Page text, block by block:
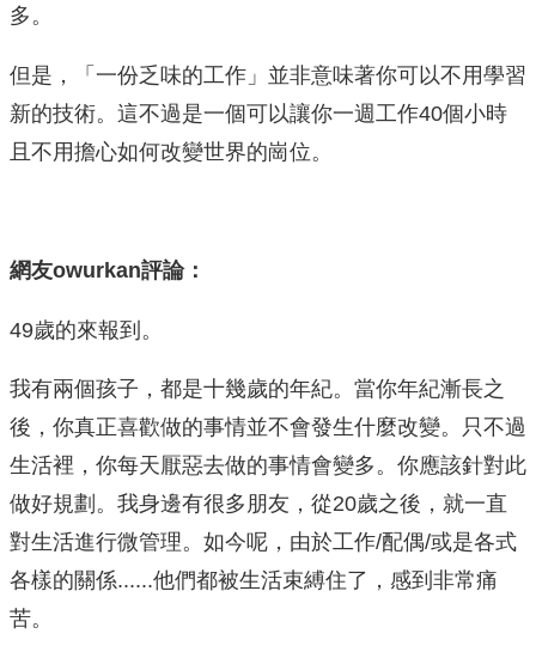
多。
但是，「一份乏味的工作」並非意味著你可以不用學習
新的技術。這不過是一個可以讓你一週工作40個小時
且不用擔心如何改變世界的崗位。
網友owurkan評論：
49歲的來報到。
我有兩個孩子，都是十幾歲的年紀。當你年紀漸長之
後，你真正喜歡做的事情並不會發生什麼改變。只不過
生活裡，你每天厭惡去做的事情會變多。你應該針對此
做好規劃。我身邊有很多朋友，從20歲之後，就一直
對生活進行微管理。如今呢，由於工作/配偶/或是各式
各樣的關係......他們都被生活束縛住了，感到非常痛
苦。